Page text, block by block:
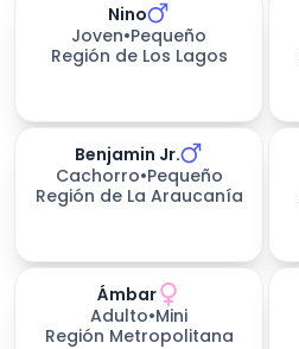
Nino
Joven•Pequeño
Región de Los Lagos
Benjamin Jr.
Cachorro•Pequeño
Región de La Araucanía
Ámbar
Adulto•Mini
Región Metropolitana